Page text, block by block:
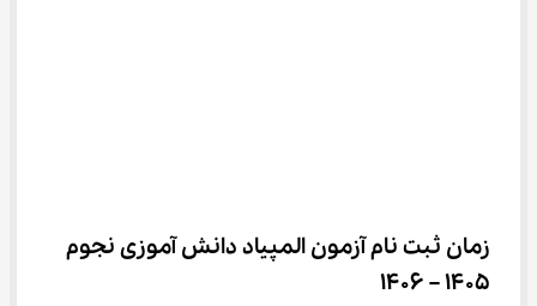
زمان ثبت نام آزمون المپیاد دانش آموزی نجوم​
1405 – 1406